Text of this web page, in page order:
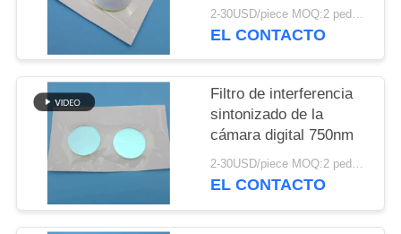
MAPA
SITIO
PRIVACY
POLICY
2-30USD/piece MOQ:2 pedazos
EL CONTACTO
Filtro de interferencia
sintonizado de la
cámara digital 750nm
2-30USD/piece MOQ:2 pedazos
EL CONTACTO